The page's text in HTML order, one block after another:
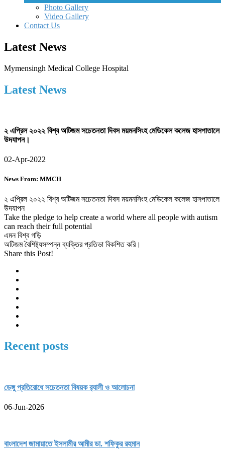
Photo Gallery
Video Gallery
Contact Us
Latest News
Mymensingh Medical College Hospital
Latest News
২ এপ্রিল ২০২২ বিশ্ব অটিজম সচেতনতা দিবস ময়মনসিংহ মেডিকেল কলেজ হাসপাতালে
উদযাপন।
02-Apr-2022
News From: MMCH
২ এপ্রিল ২০২২ বিশ্ব অটিজম সচেতনতা দিবস ময়মনসিংহ মেডিকেল কলেজ হাসপাতালে
উদযাপন
Take the pledge to help create a world where all people with autism
can reach their full potential
এমন বিশ্ব গড়ি
অটিজম বৈশিষ্ট্যসম্পন্ন ব্যক্তির প্রতিভা বিকশিত করি।
Share this Post!
Recent posts
ডেঙ্গু প্রতিরোধে সচেতনতা বিষয়ক র‌্যালী ও আলোচনা
06-Jun-2026
বাংলাদেশ জামায়াতে ইসলামীর আমীর ডা. শফিকুর রহমান